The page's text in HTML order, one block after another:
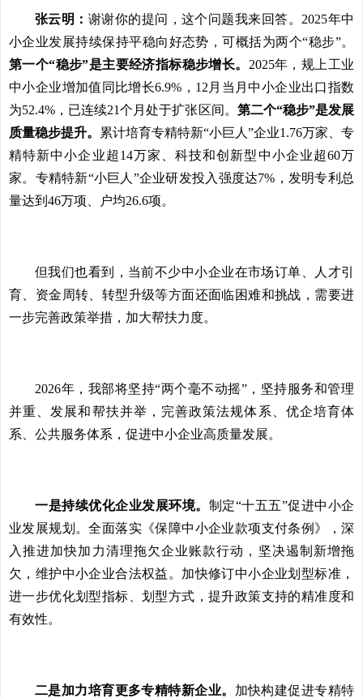
张云明： 谢谢你的提问，这个问题我来回答。2025年中
小企业发展持续保持平稳向好态势，可概括为两个“稳步”。
第一个“稳步”是主要经济指标稳步增长。 2025年，规上工业
中小企业增加值同比增长6.9%，12月当月中小企业出口指数
为52.4%，已连续21个月处于扩张区间。 第二个“稳步”是发展
质量稳步提升。
累计培育专精特新“小巨人”企业1.76万家、专
精特新中小企业超14万家、科技和创新型中小企业超60万
家。专精特新“小巨人”企业研发投入强度达7%，发明专利总
量达到46万项、户均26.6项。
但我们也看到，当前不少中小企业在市场订单、人才引
育、资金周转、转型升级等方面还面临困难和挑战，需要进
一步完善政策举措，加大帮扶力度。
2026年，我部将坚持“两个毫不动摇”，坚持服务和管理
并重、发展和帮扶并举，完善政策法规体系、优企培育体
系、公共服务体系，促进中小企业高质量发展。
一是持续优化企业发展环境。 制定“十五五”促进中小企
业发展规划。全面落实《保障中小企业款项支付条例》，深
入推进加快加力清理拖欠企业账款行动，坚决遏制新增拖
欠，维护中小企业合法权益。加快修订中小企业划型标准，
进一步优化划型指标、划型方式，提升政策支持的精准度和
有效性。
二是加力培育更多专精特新企业。 加快构建促进专精特